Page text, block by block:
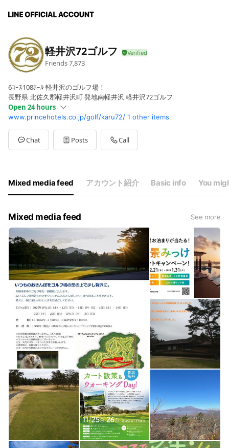
軽井沢72ゴルフ
Friends7,873
6ｺｰｽ108ﾎｰﾙ 軽井沢のゴルフ場！
長野県 北佐久郡軽井沢町 発地南軽井沢 軽井沢72ゴルフ
Open 24 hours
Sun00:00 - 00:00
Mon00:00 - 00:00
Tue00:00 - 00:00
Wed00:00 - 00:00
Sat
00:00 - 00:00
7:00A.M.〜4:00P.M.
www.princehotels.co.jp/golf/karu72/ 1 other items
Chat Posts Call
Mixed media feed アカウント紹介 Basic info You
Mixed media feed See more